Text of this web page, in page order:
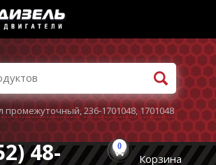
промежуточный,236-1701048,1701048
48-
0
Корзина